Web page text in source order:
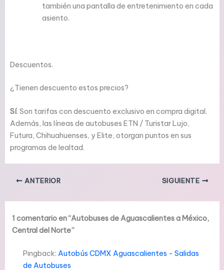
también una pantalla de entretenimiento en cada
asiento.
Descuentos.
¿Tienen descuento estos precios?
Sí. Son tarifas con descuento exclusivo en compra digital.
Además, las líneas de autobuses ETN / Turistar Lujo,
Futura, Chihuahuenses, y Elite, otorgan puntos en sus
programas de lealtad.
ANTERIOR SIGUIENTE
1 comentario en “Autobuses de Aguascalientes a México,
Central del Norte”
Pingback: Autobús CDMX Aguascalientes - Salidas
de Autobuses